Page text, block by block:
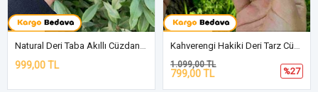
Natural Deri Taba Akıllı Cüzdan WP5550N
999,00 TL
Kahverengi Hakiki Deri Tarz Cüzdan 705
799,00 TL
1.099,00 TL
%27